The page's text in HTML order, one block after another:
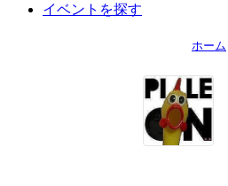
イベントを探す
ホーム